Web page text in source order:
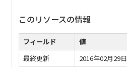
このリソースの情報
フィールド
値
最終更新
2016年02月29日